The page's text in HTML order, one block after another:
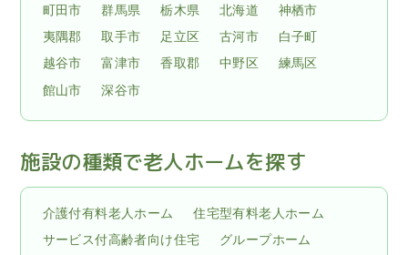
町田市
群馬県 栃木県 北海道
神栖市
夷隅郡
取手市 足立区 古河市
白子町
越谷市
富津市 香取郡 中野区
練馬区
館山市
深谷市
施設の種類で老人ホームを探す
介護付有料老人ホーム
住宅型有料老人ホーム
サービス付高齢者向け住宅
グループホーム